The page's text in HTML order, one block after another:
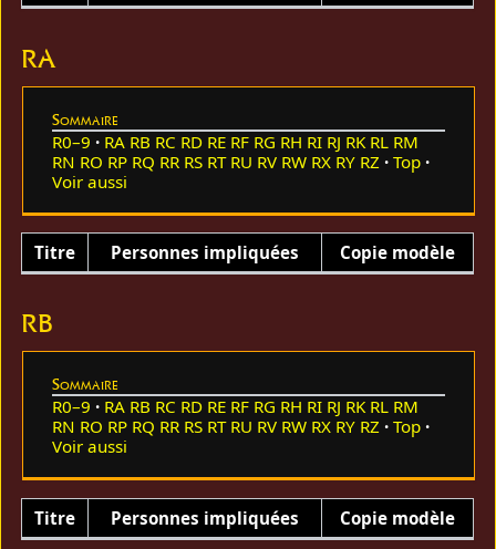
RA
Sommaire
R0–9 RA RB RC RD RE RF RG RH RI RJ RK RL RM
RN RO RP RQ RR RS RT RU RV RW RX RY RZ
Top
Voir aussi
Titre Personnes impliquées Copie modèle
RB
Sommaire
R0–9 RA RB RC RD RE RF RG RH RI RJ RK RL RM
RN RO RP RQ RR RS RT RU RV RW RX RY RZ
Top
Voir aussi
Titre Personnes impliquées Copie modèle